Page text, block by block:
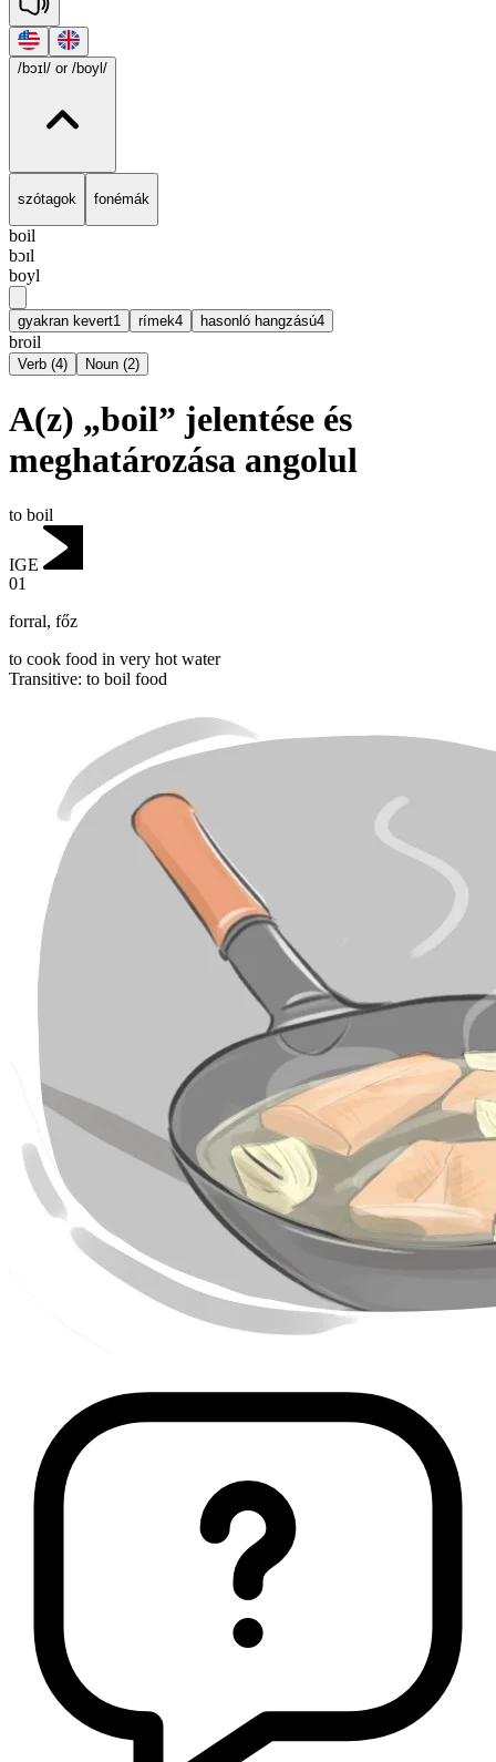
/bɔɪl/ or /boyl/
szótagok fonémák
boil
bɔɪl
boyl
gyakran kevert1 rímek4 hasonló hangzású4
broil
Verb (4) Noun (2)
A(z) „boil” jelentése és
meghatározása angolul
to boil
IGE
01
forral, főz
to cook food in very hot water
Transitive: to boil food